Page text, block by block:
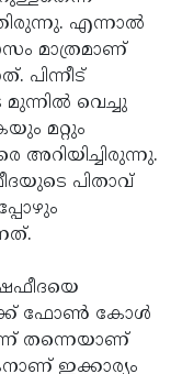
എന്നാല്‍
മാത്രമാണ്
പിന്നീട്
വെച്ചു
മറ്റും
അറിയിച്ചിരുന്നു.
പിതാവ്
ഫോണ്‍ കോള്‍
തന്നെയാണ്
ഇക്കാര്യം